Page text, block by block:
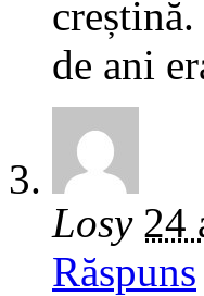
de ani
Losy 24
Răspuns